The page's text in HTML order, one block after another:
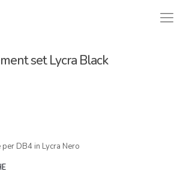
set Lycra Black
DB4 in Lycra Nero